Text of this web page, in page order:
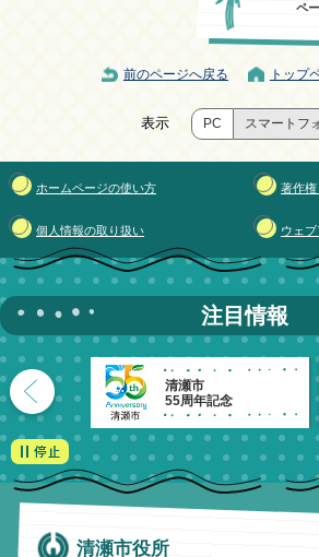
ペ
前のページへ戻る トップ
表示 PC スマートフ
ホームページの使い方 著作
個人情報の取り扱い ウェ
注目情報
清瀬市
55周年記念
清瀬市役所